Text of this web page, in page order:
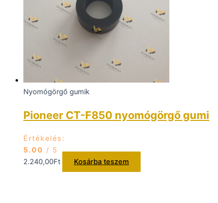
Nyomógörgő gumik
Pioneer CT-F850 nyomógörgő gumi
Értékelés:
5.00 / 5
2.240,00Ft Kosárba teszem